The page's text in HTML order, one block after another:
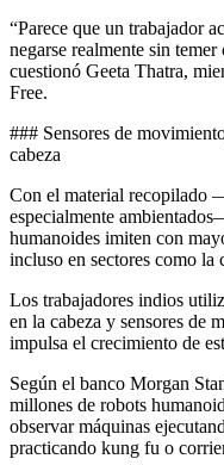
“Parece que un trabajador
negarse realmente sin
cuestionó Geeta Thatra,
Free.
### Sensores de
cabeza
Con el material recopilado
especialmente
humanoides imiten con
incluso en sectores como la
Los trabajadores indios
en la cabeza y sensores de
impulsa el crecimiento de
Según el banco Morgan
millones de robots
observar máquinas
practicando kung fu o